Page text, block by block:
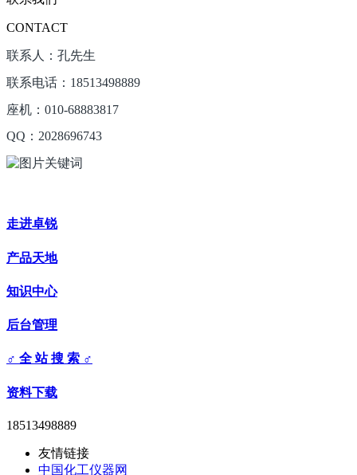
CONTACT
联系人：孔先生
联系电话：18513498889
座机：010-68883817
QQ：2028696743
走进卓锐
产品天地
知识中心
后台管理
♂ 全 站 搜 索 ♂
资料下载
18513498889
友情链接
中国化工仪器网